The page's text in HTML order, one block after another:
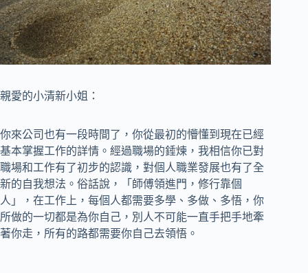
親愛的小清新小姐：
你來公司也有一段時間了，你從最初的懵懂到現在已經
基本掌握工作的詳情。經過職場的錘煉，我相信你已對
職場和工作有了初步的認識，對個人職業發展也有了全
新的自我想法。俗話說，「師傅領進門，修行靠個
人」，在工作上，每個人都需要多學、多做、多悟，你
所做的一切都是為你自己，別人不可能一直手把手地牽
著你走，所有的路都需要你自己去領悟。